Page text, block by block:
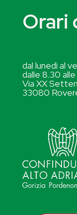
Orari
dal lunedì al
dalle 8.30
Via XX
33080